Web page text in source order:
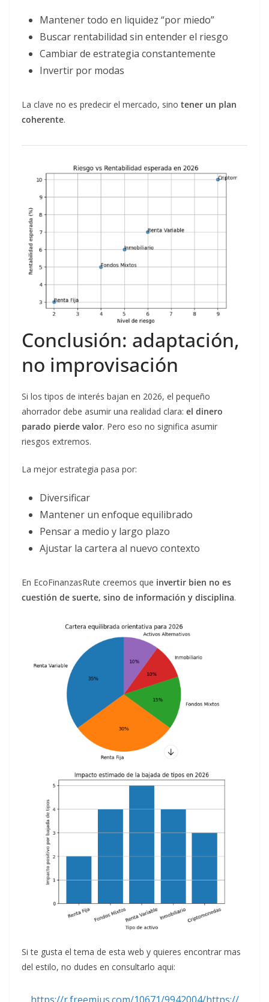
Mantener todo en liquidez “por miedo”
Buscar rentabilidad sin entender el riesgo
Cambiar de estrategia constantemente
Invertir por modas
La clave no es predecir el mercado, sino tener un plan
coherente.
Conclusión: adaptación,
no improvisación
Si los tipos de interés bajan en 2026, el pequeño
ahorrador debe asumir una realidad clara: el dinero
parado pierde valor. Pero eso no significa asumir
riesgos extremos.
La mejor estrategia pasa por:
Diversificar
Mantener un enfoque equilibrado
Pensar a medio y largo plazo
Ajustar la cartera al nuevo contexto
En EcoFinanzasRute creemos que invertir bien no es
cuestión de suerte, sino de información y disciplina.
Si te gusta el tema de esta web y quieres encontrar mas
del estilo, no dudes en consultarlo aqui: